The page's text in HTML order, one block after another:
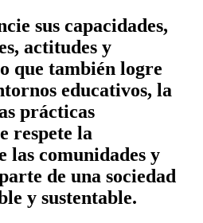
sus capacidades,
actitudes y
que también logre
educativos, la
prácticas
respete la
comunidades y
de una sociedad
y sustentable.